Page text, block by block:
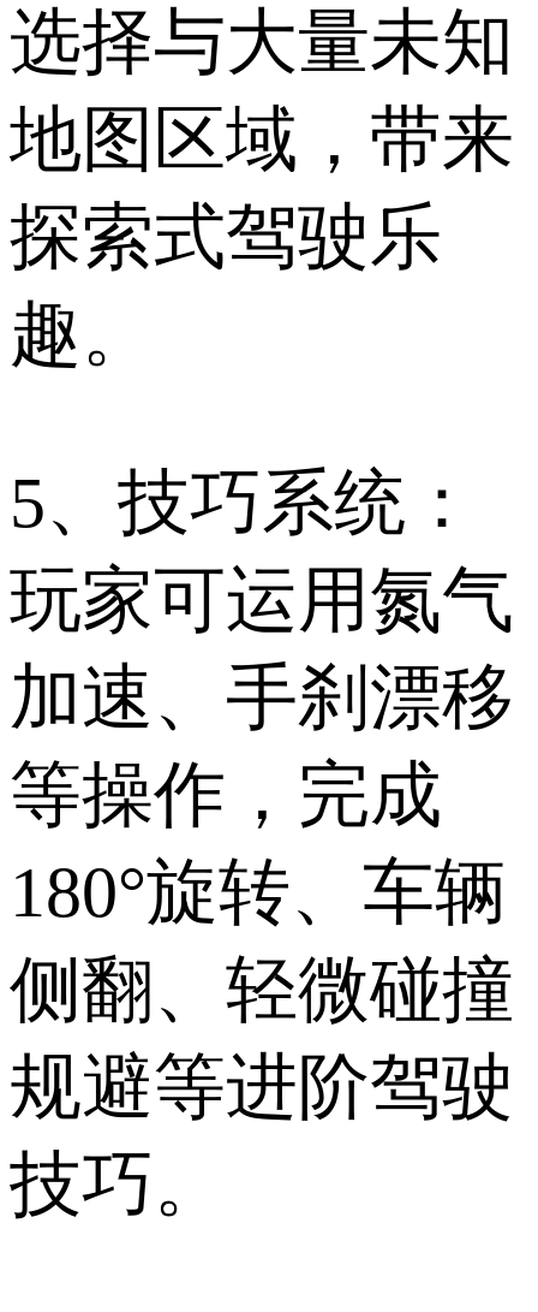
选择与大量未知
地图区域，带来
探索式驾驶乐
趣。
5、技巧系统：
玩家可运用氮气
加速、手刹漂移
等操作，完成
180°旋转、车辆
侧翻、轻微碰撞
规避等进阶驾驶
技巧。